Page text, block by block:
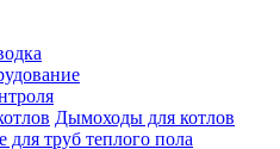
Дымоходы для котлов